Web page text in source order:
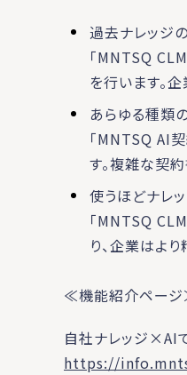
過去ナレッジ
「MNTSQ
を行います。
あらゆる種類
「MNTSQ AI
す。複雑な契
使うほどナレ
「MNTSQ
り、企業はよ
≪機能紹介ペー
自社ナレッジ×AI
https://